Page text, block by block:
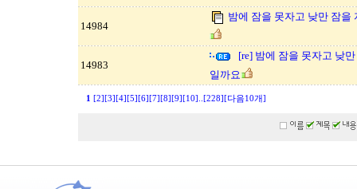
14984
밤에 잠을 못자고 낮만 잠을
14983
[re] 밤에 잠을 못자고 낮
일까요
1 [2] [3] [4] [5] [6] [7] [8] [9] [10] [228] [다음10개]